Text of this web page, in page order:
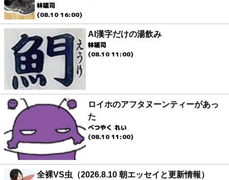
林雄司
(08.10 16:00)
AI漢字だけの湯飲み
林雄司
(08.10 11:00)
ロイホのアフタヌーンティーがあっ
た
べつやく れい
(08.10 11:00)
全裸VS虫（2026.8.10 朝エッセイと更新情報）